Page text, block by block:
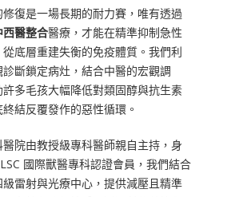
復是一場長期的耐力賽，唯有透過
醫整合醫療，才能在精準抑制急性
底層重建失衡的免疫體質。我們利
斷鎖定病灶，結合中醫的宏觀調
多毛孩大幅降低對類固醇與抗生素
結反覆發作的惡性循環。
院由教授級專科醫師親自主持，身
國際獸醫專科認證會員，我們結合
雷射與光療中心，提供減壓且精準